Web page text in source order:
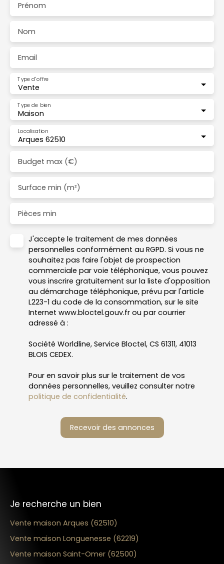
Prénom
Nom
Email
Vente
Type d'offre
Maison
Type de bien
Arques 62510
Localisation
Budget max (€)
Surface min (m²)
Pièces min
J'accepte le traitement de mes données
personnelles conformément au RGPD. Si vous ne
souhaitez pas faire l'objet de prospection
commerciale par voie téléphonique, vous pouvez
vous inscrire gratuitement sur la liste d'opposition
au démarchage téléphonique, prévu par l'article
L223-1 du code de la consommation, sur le site
Internet www.bloctel.gouv.fr ou par courrier
adressé à :
Société Worldline, Service Bloctel, CS 61311, 41013
BLOIS CEDEX.
Pour en savoir plus sur le traitement de vos
données personnelles, veuillez consulter notre
politique de confidentialité.
Recevoir des annonces
Je recherche un bien
Vente maison Arques (62510)
Vente maison Longuenesse (62219)
Vente maison Saint-Omer (62500)